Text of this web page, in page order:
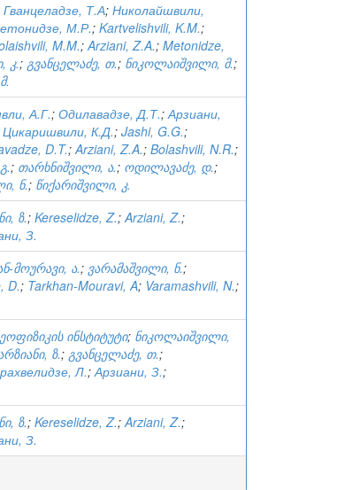
Гванцеладзе, Т.А; Николайшвили,
М.Р.; Kartvelishvili, K.M.;
M.M.;Arziani, Z.A.; Metonidze,
კ.; გვანცელაძე, თ.; ნიკოლაიშვილი, მ.;
А.Г.; Одилавадзе, Д.Т.;Арзиани,
Цикаришвили, К.Д.; Jashi, G.G.;
D.T.;Arziani, Z.A.; Bolashvili, N.R.;
; თარხნიშვილი, ა.; ოდილავაძე, დ.;
ნ.; წიქარიშვილი, კ.
ზ.; Kereselidze, Z.;Arziani, Z.;
З.
მოურავი, ა.; ვარამაშვილი, ნ.;
D.; Tarkhan-Mouravi, A; Varamashvili, N.;
ინსტიტუტი; ნიკოლაიშვილი,
ზ.; გვანცელაძე, თ.;
Л.;Арзиани, З.;
ზ.; Kereselidze, Z.;Arziani, Z.;
З.